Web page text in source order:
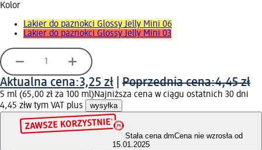
Kolor
Lakier do paznokci Glossy Jelly Mini 06
Lakier do paznokci Glossy Jelly Mini 03
Aktualna cena:3,25 zł Poprzednia cena:4,45 zł
5 ml (65,00 zł za 100 ml)Najniższa cena w ciągu ostatnich 30 dni
4,45 złw tym VAT plus wysyłka
Stała cena dmCena nie wzrosła od
15.01.2025